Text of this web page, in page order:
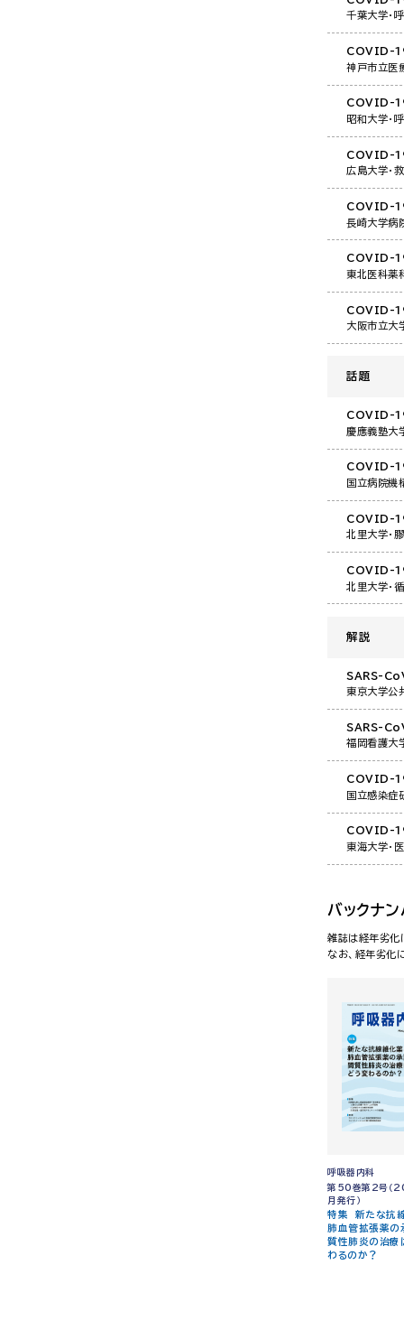
千葉大学・
COVID-19
神戸市立医
COVID-
昭和大学・
COVID-
広島大学・
COVID-19
長崎大学病
COVID-19
東北医科薬
COVID-19
大阪市立大
話題
COVID-19
慶應義塾大
COVID-19
国立病院機
COVID-19
北里大学・
COVID-19
北里大学・
解説
SARS-
東京大学公
SARS-
福岡看護大
COVID-19
国立感染症
COVID-
東海大学・
バックナ
雑誌は経年劣化
なお、経年劣化
呼吸器内科
第50巻第2号（
月発行）
特集 新たな抗
肺血管拡張薬の
質性肺炎の治療
わるのか？